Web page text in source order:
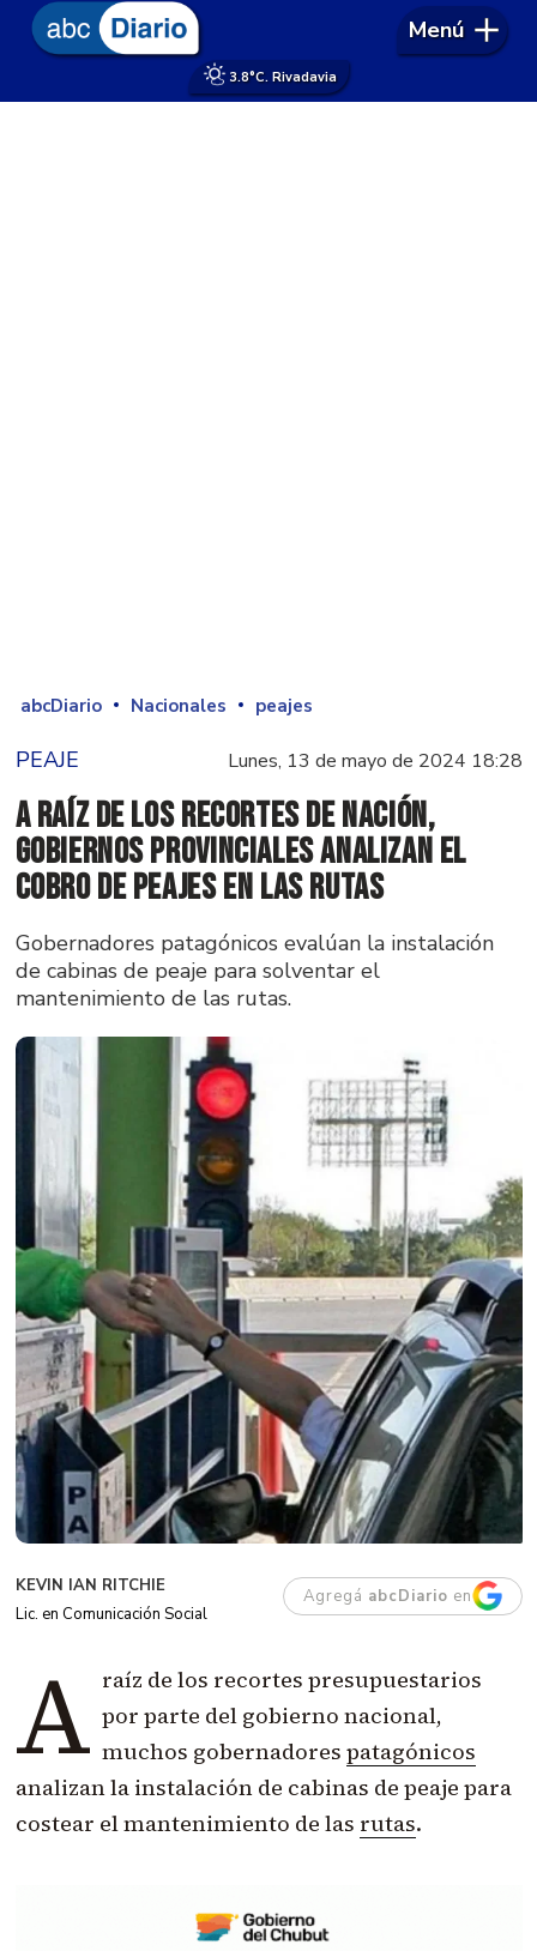
3.8°C. Rivadavia
Menú
abcDiario Nacionales peajes
PEAJE Lunes, 13 de mayo de 2024 18:28
A raíz de los recortes de Nación,
gobiernos provinciales analizan el
cobro de peajes en las rutas
Gobernadores patagónicos evalúan la instalación
de cabinas de peaje para solventar el
mantenimiento de las rutas.
KEVIN IAN RITCHIE
Lic. en Comunicación Social
Agregá abcDiario en
A raíz de los recortes presupuestarios
por parte del gobierno nacional,
muchos gobernadores patagónicos
analizan la instalación de cabinas de peaje para
costear el mantenimiento de las rutas.